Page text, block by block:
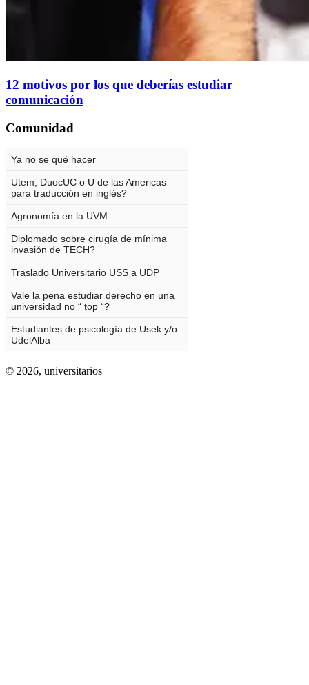
12 motivos por los que deberías estudiar
comunicación
Comunidad
© 2026, universitarios